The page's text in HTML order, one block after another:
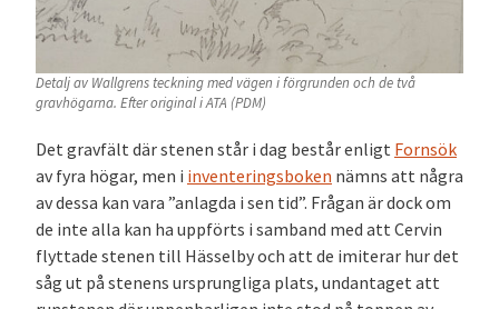
Detalj av Wallgrens teckning med vägen i förgrunden och de två
gravhögarna. Efter original i ATA (PDM)
Det gravfält där stenen står i dag består enligt Fornsök
av fyra högar, men i inventeringsboken nämns att några
av dessa kan vara ”anlagda i sen tid”. Frågan är dock om
de inte alla kan ha uppförts i samband med att Cervin
flyttade stenen till Hässelby och att de imiterar hur det
såg ut på stenens ursprungliga plats, undantaget att